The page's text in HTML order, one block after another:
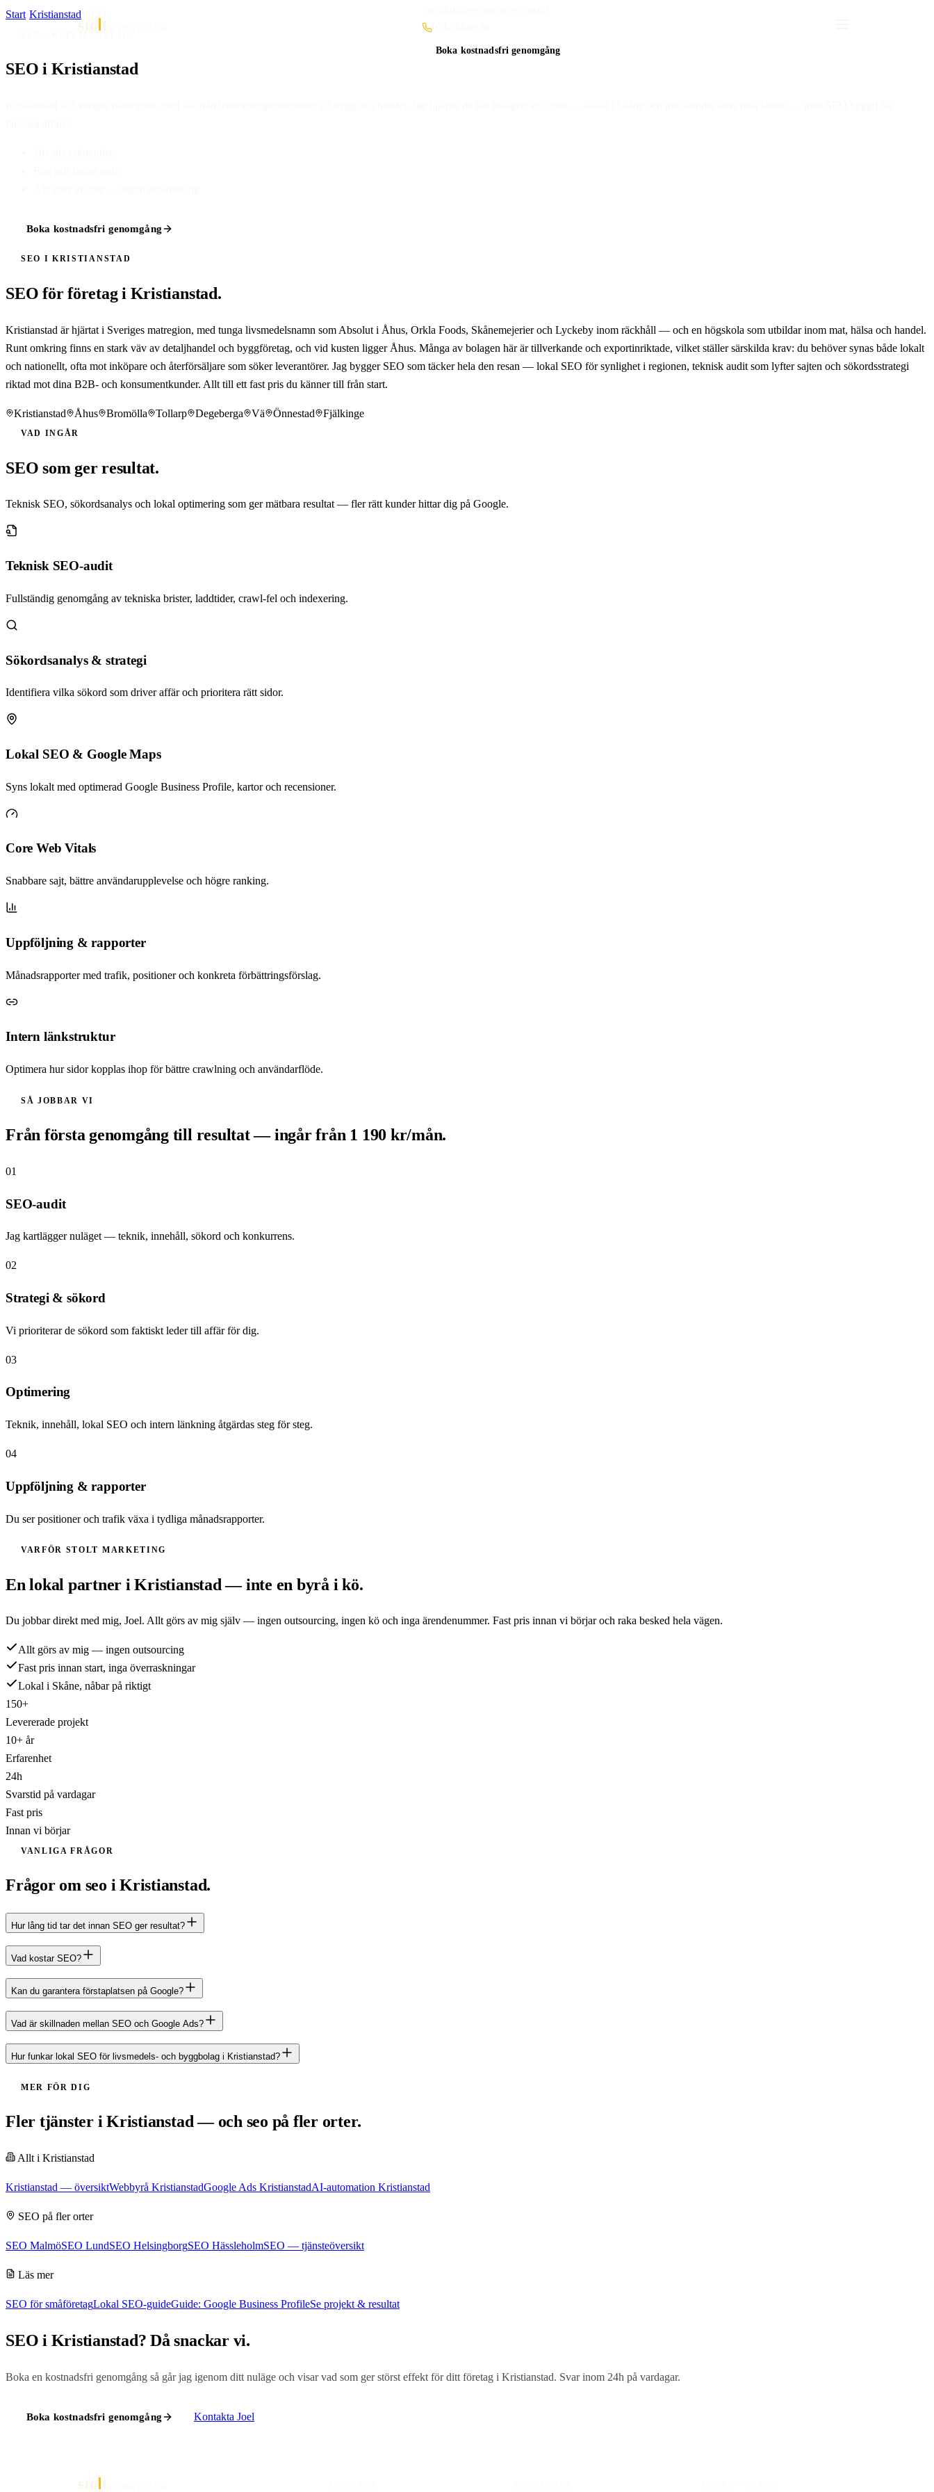
sto 073-554 69 68
Boka kostnadsfri genomgång
Start Kristianstad
SEO i Kristianstad
Boka kostnadsfri genomgång
SEO I KRISTIANSTAD
SEO för företag i Kristianstad.
Kristianstad är hjärtat i Sveriges matregion, med tunga livsmedelsnamn som Absolut i Åhus, Orkla Foods, Skånemejerier och Lyckeby inom räckhåll — och en högskola som utbildar inom mat, hälsa och handel.
Runt omkring finns en stark väv av detaljhandel och byggföretag, och vid kusten ligger Åhus. Många av bolagen här är tillverkande och exportinriktade, vilket ställer särskilda krav: du behöver synas både lokalt
och nationellt, ofta mot inköpare och återförsäljare som söker leverantörer. Jag bygger SEO som täcker hela den resan — lokal SEO för synlighet i regionen, teknisk audit som lyfter sajten och sökordsstrategi
riktad mot dina B2B- och konsumentkunder. Allt till ett fast pris du känner till från start.
Kristianstad Åhus Bromölla Tollarp Degeberga Vä Önnestad Fjälkinge
VAD INGÅR
SEO som ger resultat.
Teknisk SEO, sökordsanalys och lokal optimering som ger mätbara resultat — fler rätt kunder hittar dig på Google.
Teknisk SEO-audit
Fullständig genomgång av tekniska brister, laddtider, crawl-fel och indexering.
Sökordsanalys & strategi
Identifiera vilka sökord som driver affär och prioritera rätt sidor.
Lokal SEO & Google Maps
Syns lokalt med optimerad Google Business Profile, kartor och recensioner.
Core Web Vitals
Snabbare sajt, bättre användarupplevelse och högre ranking.
Uppföljning & rapporter
Månadsrapporter med trafik, positioner och konkreta förbättringsförslag.
Intern länkstruktur
Optimera hur sidor kopplas ihop för bättre crawlning och användarflöde.
SÅ JOBBAR VI
Från första genomgång till resultat — ingår från 1 190 kr/mån.
01
SEO-audit
Jag kartlägger nuläget — teknik, innehåll, sökord och konkurrens.
02
Strategi & sökord
Vi prioriterar de sökord som faktiskt leder till affär för dig.
03
Optimering
Teknik, innehåll, lokal SEO och intern länkning åtgärdas steg för steg.
04
Uppföljning & rapporter
Du ser positioner och trafik växa i tydliga månadsrapporter.
VARFÖR STOLT MARKETING
En lokal partner iKristianstad— inte en byrå i kö.
Du jobbar direkt med mig, Joel. Allt görs av mig själv — ingen outsourcing, ingen kö och inga ärendenummer. Fast pris innan vi börjar och raka besked hela vägen.
Allt görs av mig — ingen outsourcing
Fast pris innan start, inga överraskningar
Lokal i Skåne, nåbar på riktigt
150+
Levererade projekt
10+ år
Erfarenhet
24h
Svarstid på vardagar
Fast pris
Innan vi börjar
VANLIGA FRÅGOR
Frågor om seo i Kristianstad.
Hur lång tid tar det innan SEO ger resultat?
Vad kostar SEO?
Kan du garantera förstaplatsen på Google?
Vad är skillnaden mellan SEO och Google Ads?
Hur funkar lokal SEO för livsmedels- och byggbolag i Kristianstad?
MER FÖR DIG
Fler tjänster i Kristianstad — och seo på fler orter.
Allt i Kristianstad
Kristianstad — översiktWebbyrå KristianstadGoogle Ads KristianstadAI-automation Kristianstad
SEO på fler orter
SEO MalmöSEO LundSEO HelsingborgSEO HässleholmSEO — tjänsteöversikt
Läs mer
SEO för småföretagLokal SEO-guideGuide: Google Business ProfileSe projekt & resultat
SEO i Kristianstad? Då snackar vi.
Boka en kostnadsfri genomgång så går jag igenom ditt nuläge och visar vad som ger störst effekt för ditt företag i Kristianstad. Svar inom 24h på vardagar.
Boka kostnadsfri genomgång Kontakta Joel